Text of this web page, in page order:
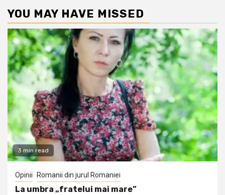
YOU MAY HAVE MISSED
3 min read
Opinii Romanii din jurul Romaniei
La umbra „fratelui mai mare”